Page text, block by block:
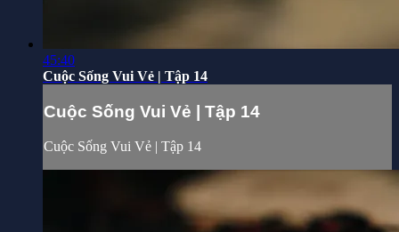
45:40
Cuộc Sống Vui Vẻ | Tập 14
Cuộc Sống Vui Vẻ | Tập 14
Cuộc Sống Vui Vẻ | Tập 14